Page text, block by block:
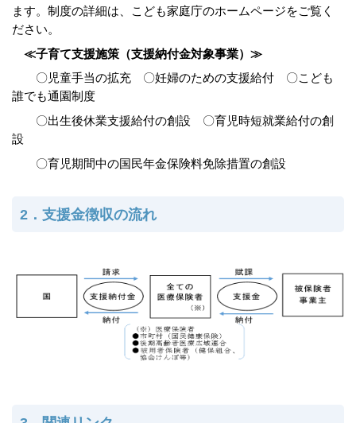
ます。制度の詳細は、こども家庭庁のホームページをご覧く
ださい。
≪子育て支援施策（支援納付金対象事業）≫
〇児童手当の拡充 〇妊婦のための支援給付 〇こども
誰でも通園制度
〇出生後休業支援給付の創設 〇育児時短就業給付の創
設
〇育児期間中の国民年金保険料免除措置の創設
2．支援金徴収の流れ